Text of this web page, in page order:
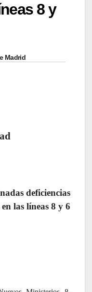
8 y
Madrid
deficiencias
las líneas 8 y 6